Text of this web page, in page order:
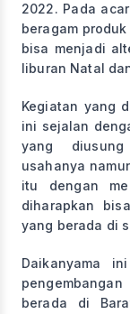
2022. Pada
beragam
bisa menjadi
liburan Natal
Kegiatan yang
ini sejalan
yang diusung
usahanya
itu dengan
diharapkan
yang berada di
Daikanyama
berada di